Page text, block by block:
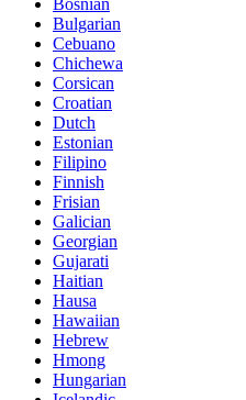
Bosnian
Bulgarian
Cebuano
Chichewa
Corsican
Croatian
Dutch
Estonian
Filipino
Finnish
Frisian
Galician
Georgian
Gujarati
Haitian
Hausa
Hawaiian
Hebrew
Hmong
Hungarian